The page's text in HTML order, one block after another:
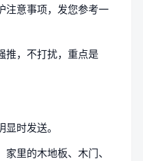
注意事项，发您参考一
推，不打扰，重点是
时发送。
里的木地板、木门、